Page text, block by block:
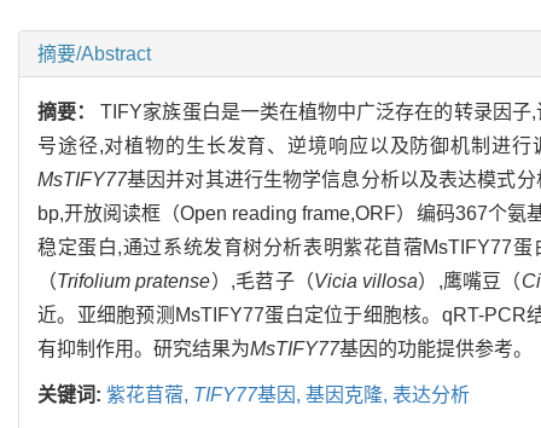
摘要/Abstract
摘要：TIFY家族蛋白是一类在植物中广泛存在的转录因
号途径,对植物的生长发育、逆境响应以及防御机制进行
MsTIFY77基因并对其进行生物学信息分析以及表达模式分
bp,开放阅读框（Open reading frame,ORF）编码367个
稳定蛋白,通过系统发育树分析表明紫花苜蓿MsTIFY77蛋
（Trifolium pratense）,毛苕子（Vicia villosa）,鹰嘴豆（
近。亚细胞预测MsTIFY77蛋白定位于细胞核。qRT-
有抑制作用。研究结果为MsTIFY77基因的功能提供参考。
关键词: 紫花苜蓿, TIFY77基因, 基因克隆, 表达分析